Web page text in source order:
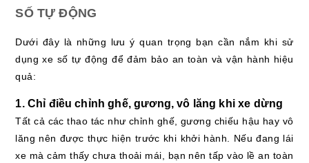
SỐ TỰ ĐỘNG
Dưới đây là những lưu ý quan trọng bạn cần nắm khi sử
dụng xe số tự động để đảm bảo an toàn và vận hành hiệu
quả:
1. Chỉ điều chỉnh ghế, gương, vô lăng khi xe dừng
Tất cả các thao tác như chỉnh ghế, gương chiếu hậu hay vô
lăng nên được thực hiện trước khi khởi hành. Nếu đang lái
xe mà cảm thấy chưa thoải mái, bạn nên tấp vào lề an toàn